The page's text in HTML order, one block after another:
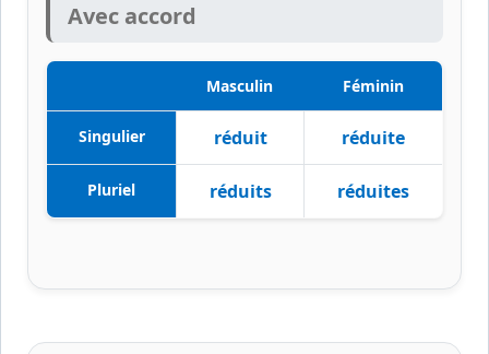
Avec accord
Masculin Féminin
Singulier réduit réduite
Pluriel réduits réduites